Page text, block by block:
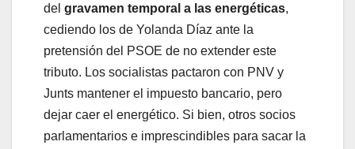
del gravamen temporal a las energéticas,
cediendo los de Yolanda Díaz ante la
pretensión del PSOE de no extender este
tributo. Los socialistas pactaron con PNV y
Junts mantener el impuesto bancario, pero
dejar caer el energético. Si bien, otros socios
parlamentarios e imprescindibles para sacar la